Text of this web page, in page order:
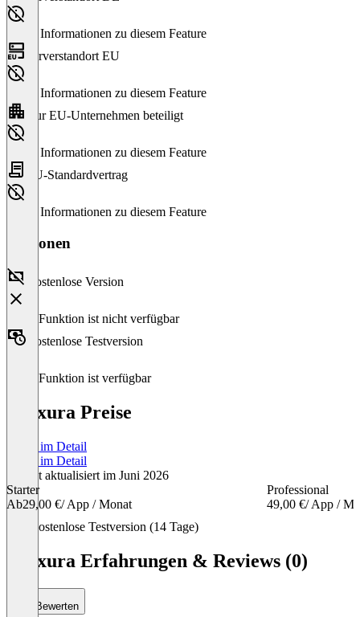
Keine Informationen zu diesem Feature
Serverstandort EU
Keine Informationen zu diesem Feature
Nur EU-Unternehmen beteiligt
Keine Informationen zu diesem Feature
EU-Standardvertrag
Keine Informationen zu diesem Feature
Versionen
Kostenlose Version
Diese Funktion ist nicht verfügbar
Kostenlose Testversion
Diese Funktion ist verfügbar
Praxura Preise
Preise im Detail
Preise im Detail
Zuletzt aktualisiert im Juni 2026
Starter
Ab29,00 €/ App / Monat
Professional
49,00 €/ App /
Kostenlose Testversion (14 Tage)
Praxura Erfahrungen & Reviews (0)
Bewerten